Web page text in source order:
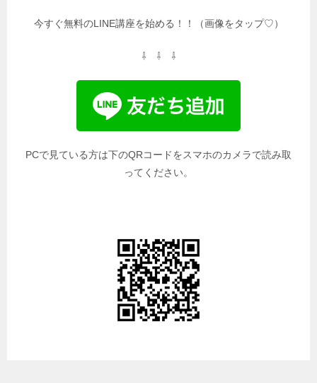
今すぐ無料のLINE講座を始める！！（画像をタップ♡）
⇩ ⇩ ⇩
PCで見ている方は下のQRコードをスマホのカメラで読み取
ってください。